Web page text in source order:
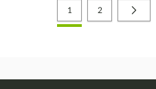
Strona
Aktualnie czytasz stronę
1 Strona
2